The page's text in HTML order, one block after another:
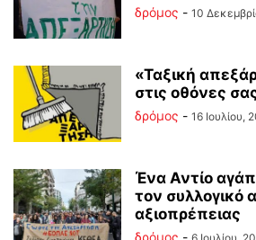
δρόμος - 10
«Ταξική
στις οθόνες
δρόμος - 16 Ιουλίου,
Ένα Αντίο
τον συλλογικό
αξιοπρέπειας
δρόμος -